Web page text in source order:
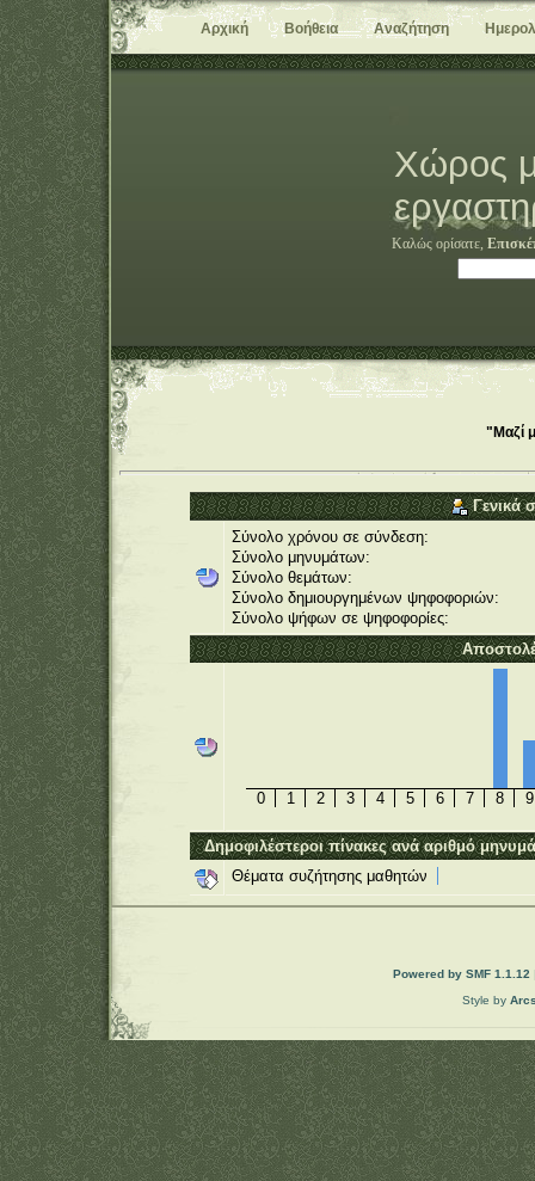
Αρχική Βοήθεια Αναζήτηση
Χώρος
Καλώς ορίσατε,
"Μαζί
Γενικά
Σύνολο χρόνου σε σύνδεση:
Σύνολο μηνυμάτων:
Σύνολο θεμάτων:
Σύνολο δημιουργημένων ψηφοφοριών:
Σύνολο ψήφων σε ψηφοφορίες:
0 1 2 3 4 5 6 7 8 9
Δημοφιλέστεροι πίνακες ανά αριθμό
Θέματα συζήτησης μαθητών
Powered by SMF 1.1.12
Style by